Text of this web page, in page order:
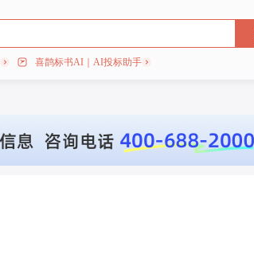
喜鹊标书AI｜AI投标助手